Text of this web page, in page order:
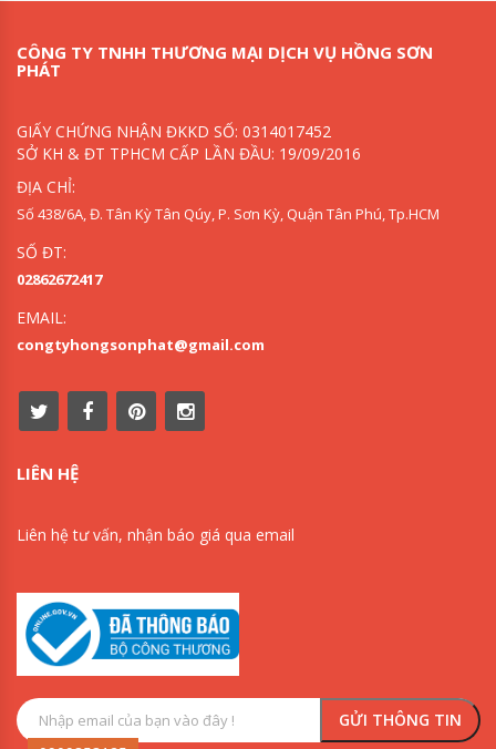
CÔNG TY TNHH THƯƠNG MẠI DỊCH VỤ HỒNG SƠN
PHÁT
GIẤY CHỨNG NHẬN ĐKKD SỐ: 0314017452
SỞ KH & ĐT TPHCM CẤP LẦN ĐẦU: 19/09/2016
ĐỊA CHỈ:
Số 438/6A, Đ. Tân Kỳ Tân Qúy, P. Sơn Kỳ, Quận Tân Phú, Tp.HCM
SỐ ĐT:
02862672417
EMAIL:
congtyhongsonphat@gmail.com
LIÊN HỆ
Liên hệ tư vấn, nhận báo giá qua email